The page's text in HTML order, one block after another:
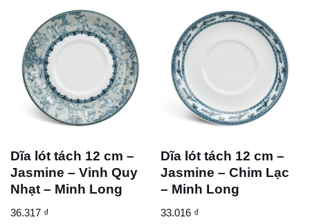
Dĩa lót tách 12 cm –
Jasmine – Vinh Quy
Nhạt – Minh Long
36.317 ₫
Dĩa lót tách 12 cm –
Jasmine – Chim Lạc
– Minh Long
33.016 ₫